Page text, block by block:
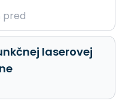
pred
laserovej